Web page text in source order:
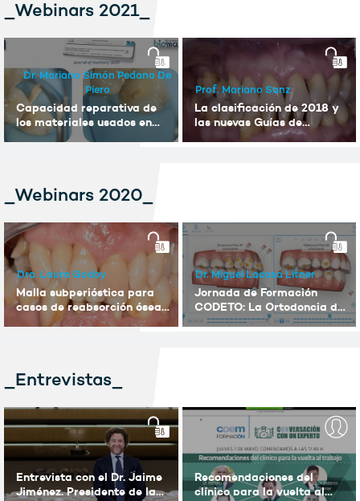
_Webinars 2021_
Dr. Mariano Simón Pedano De
Piero
Capacidad reparativa de
los materiales usados en
terapia pulpar vital.
Prof. Mariano Sanz
La clasificación de 2018 y
las nuevas Guías de
Tratamiento la EFP
_Webinars 2020_
Dra. Laura Godoy
Malla subperióstica para
casos de reabsorción ósea
severa.
Dr. Miguel Lacasa Litner
Jornada de Formación
CODETO: La Ortodoncia del
s.XXI Parte II
_Entrevistas_
Entrevista con el Dr. Jaime
Jiménez. Presidente de la
Recomendaciones del
clínico para la vuelta al